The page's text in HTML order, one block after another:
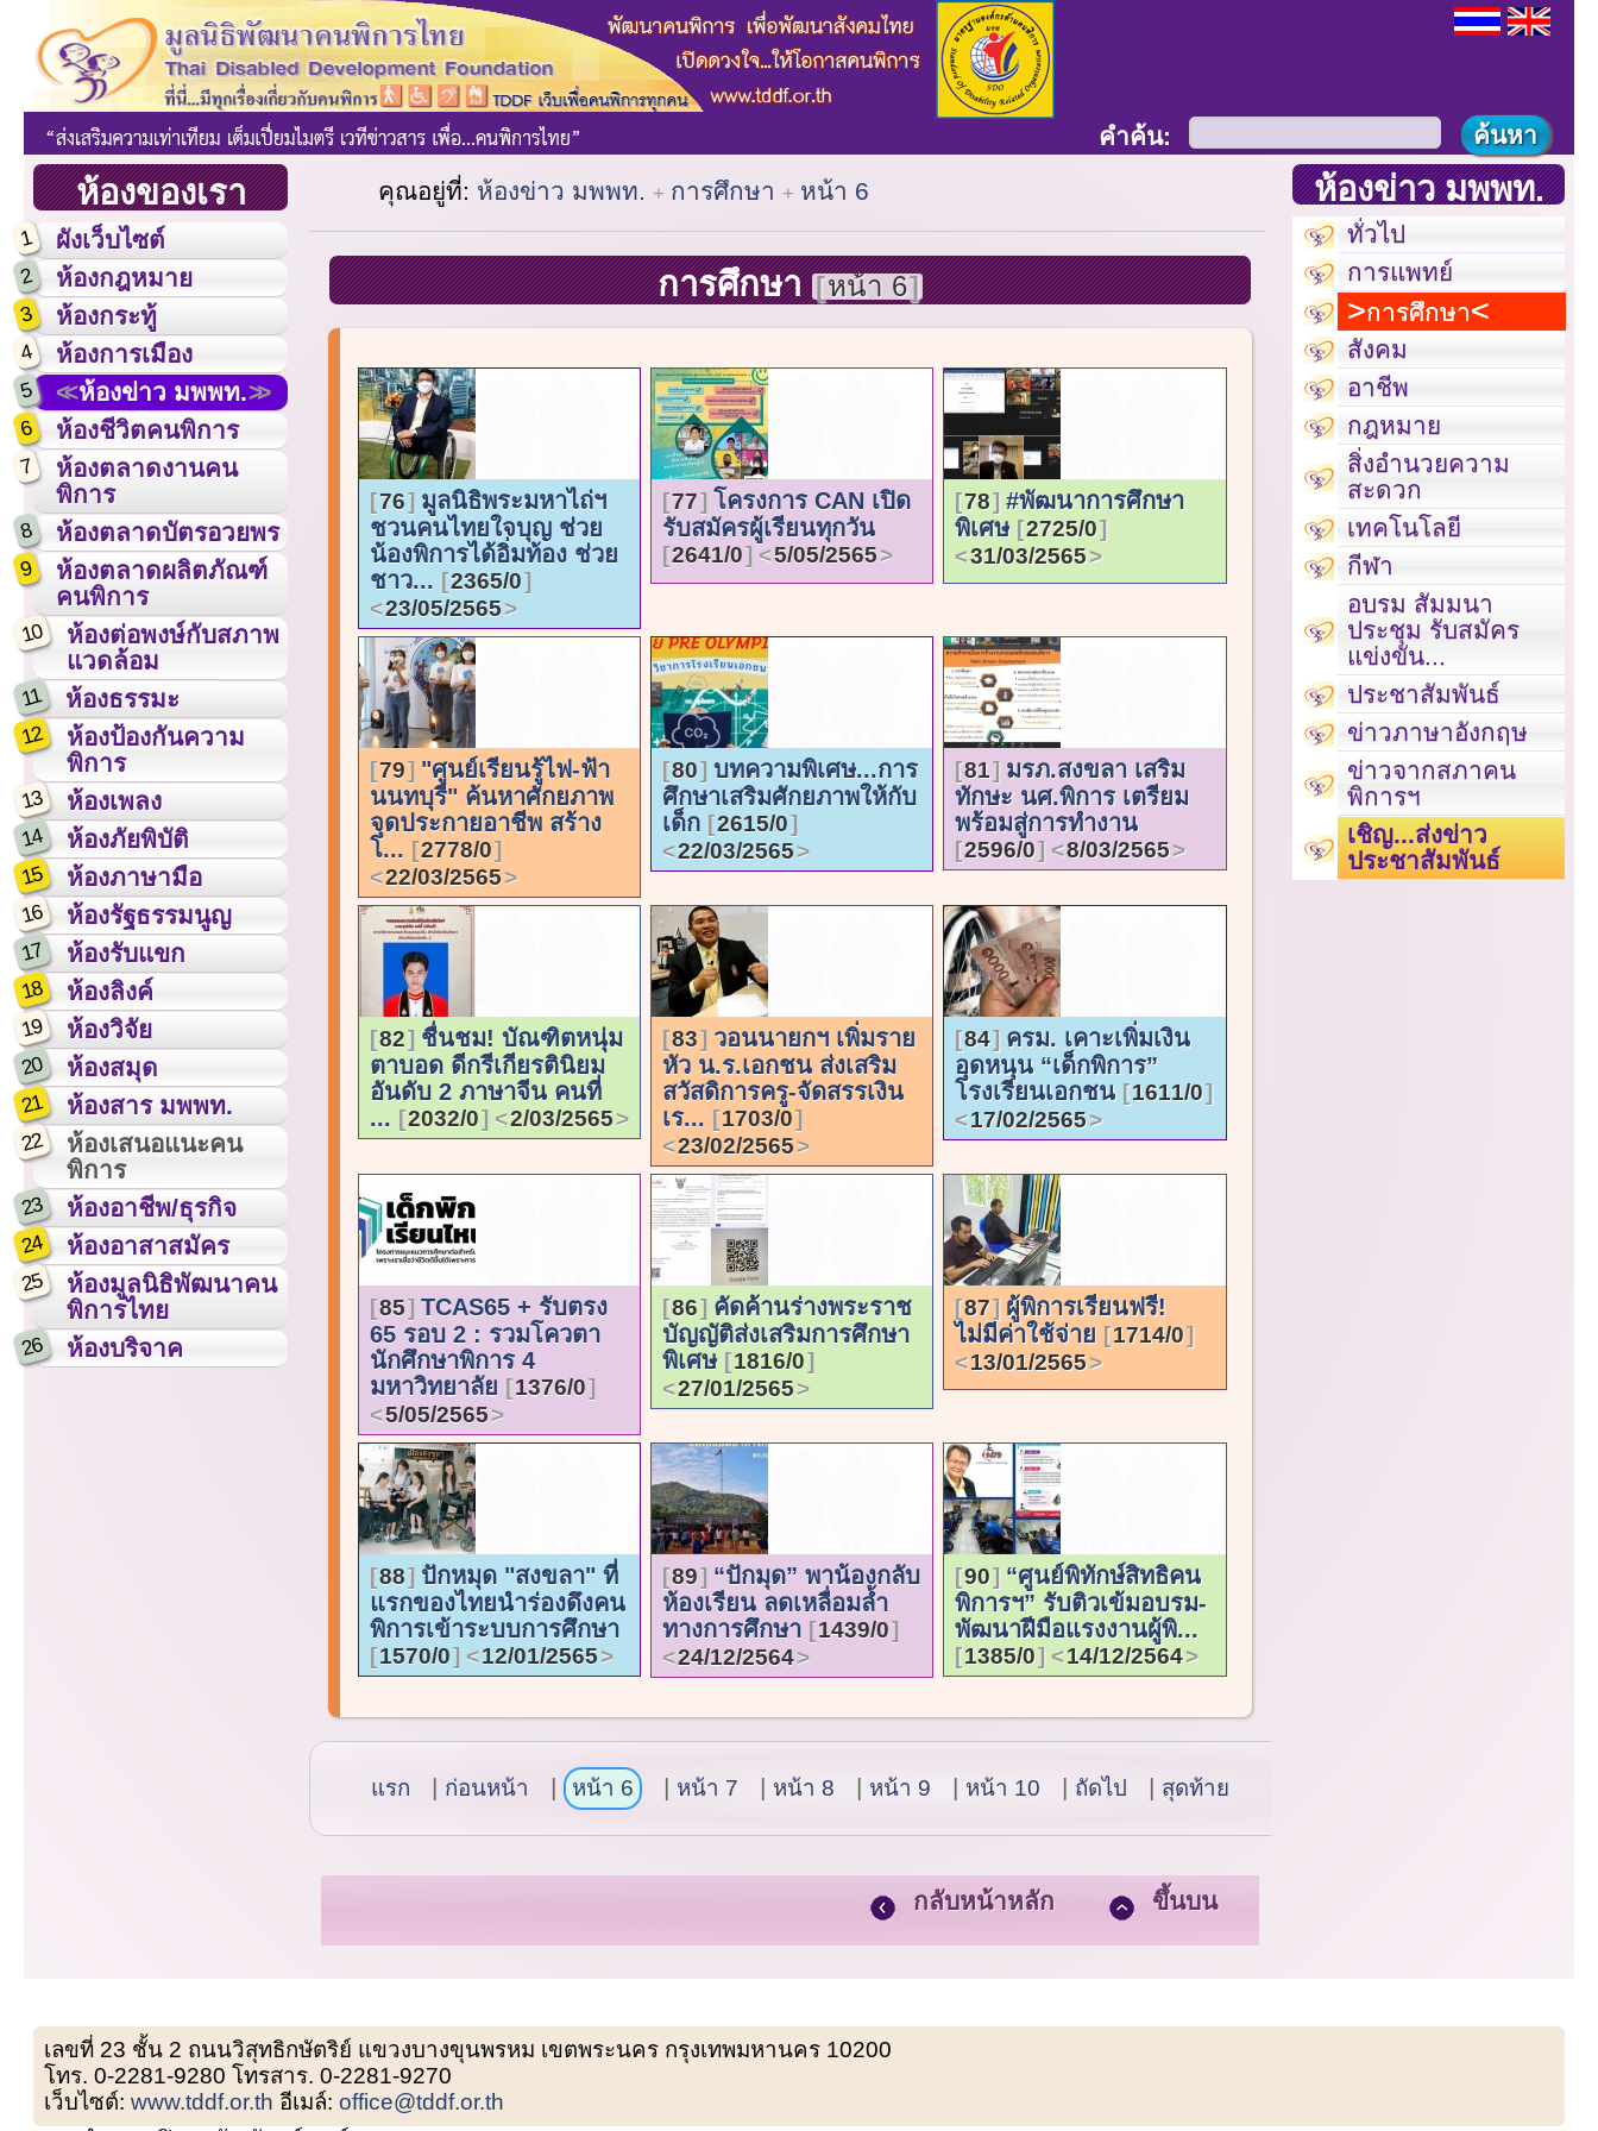
ห้องของเรา
1 ผังเว็บไซต์
2 ห้องกฎหมาย
3 ห้องกระทู้
4 ห้องการเมือง
5 ห้องข่าว มพพท.
6 ห้องชีวิตคนพิการ
7
ห้องตลาดงานคน
พิการ
8 ห้องตลาดบัตรอวยพร
9
ห้องตลาดผลิตภัณฑ์
คนพิการ
10
ห้องต่อพงษ์กับสภาพ
แวดล้อม
11 ห้องธรรมะ
12
ห้องป้องกันความ
พิการ
13 ห้องเพลง
14 ห้องภัยพิบัติ
15 ห้องภาษามือ
16 ห้องรัฐธรรมนูญ
17 ห้องรับแขก
18 ห้องลิงค์
19 ห้องวิจัย
20 ห้องสมุด
21 ห้องสาร มพพท.
22
ห้องเสนอแนะคน
พิการ
23 ห้องอาชีพ/ธุรกิจ
24 ห้องอาสาสมัคร
25
ห้องมูลนิธิพัฒนาคน
พิการไทย
26 ห้องบริจาค
คำค้น:
คุณอยู่ที่: ห้องข่าว มพพท. การศึกษา หน้า 6
การศึกษา หน้า 6
76
มูลนิธิพระมหาไถ่ฯ
ชวนคนไทยใจบุญ ช่วย
น้องพิการได้อิ่มท้อง ช่วย
ชาว...
2365/0
23/05/2565
77
โครงการ CAN เปิด
รับสมัครผู้เรียนทุกวัน
2641/0 5/05/2565
78
#พัฒนาการศึกษา
พิเศษ
2725/0
31/03/2565
79
"ศูนย์เรียนรู้ไฟ-ฟ้า
นนทบุรี" ค้นหาศักยภาพ
จุดประกายอาชีพ สร้าง
โ...
2778/0
22/03/2565
80
บทความพิเศษ...การ
ศึกษาเสริมศักยภาพให้กับ
เด็ก
2615/0
22/03/2565
81
มรภ.สงขลา เสริม
ทักษะ นศ.พิการ เตรียม
พร้อมสู่การทำงาน
2596/0 8/03/2565
82
ชื่นชม! บัณฑิตหนุ่ม
ตาบอด ดีกรีเกียรตินิยม
อันดับ 2 ภาษาจีน คนที่
...
2032/0 2/03/2565
83
วอนนายกฯ เพิ่มราย
หัว น.ร.เอกชน ส่งเสริม
สวัสดิการครู-จัดสรรเงิน
เร...
1703/0
23/02/2565
84
ครม. เคาะเพิ่มเงิน
อุดหนุน “เด็กพิการ”
โรงเรียนเอกชน
1611/0
17/02/2565
85
TCAS65 + รับตรง
65 รอบ 2 : รวมโควตา
นักศึกษาพิการ 4
มหาวิทยาลัย
1376/0
5/05/2565
86
คัดค้านร่างพระราช
บัญญัติส่งเสริมการศึกษา
พิเศษ
1816/0
27/01/2565
87
ผู้พิการเรียนฟรี!
ไม่มีค่าใช้จ่าย
1714/0
13/01/2565
88
ปักหมุด "สงขลา" ที่
แรกของไทยนำร่องดึงคน
พิการเข้าระบบการศึกษา
1570/0 12/01/2565
89
“ปักมุด” พาน้องกลับ
ห้องเรียน ลดเหลื่อมล้ำ
ทางการศึกษา
1439/0
24/12/2564
90
“ศูนย์พิทักษ์สิทธิคน
พิการฯ” รับติวเข้มอบรม-
พัฒนาฝีมือแรงงานผู้พิ...
1385/0 14/12/2564
แรก ก่อนหน้า หน้า 6 หน้า 7 หน้า 8 หน้า 9 หน้า 10 ถัดไป สุดท้าย
กลับหน้าหลัก ขึ้นบน
ห้องข่าว มพพท.
ทั่วไป
การแพทย์
การศึกษา
สังคม
อาชีพ
กฎหมาย
สิ่งอำนวยความ
สะดวก
เทคโนโลยี
กีฬา
อบรม สัมมนา
ประชุม รับสมัคร
แข่งขัน...
ประชาสัมพันธ์
ข่าวภาษาอังกฤษ
ข่าวจากสภาคน
พิการฯ
เชิญ...ส่งข่าว
ประชาสัมพันธ์
เลขที่ 23 ชั้น 2 ถนนวิสุทธิกษัตริย์ แขวงบางขุนพรหม เขตพระนคร กรุงเทพมหานคร 10200
โทร. 0-2281-9280 โทรสาร. 0-2281-9270
เว็บไซต์:www.tddf.or.th อีเมล์:office@tddf.or.th